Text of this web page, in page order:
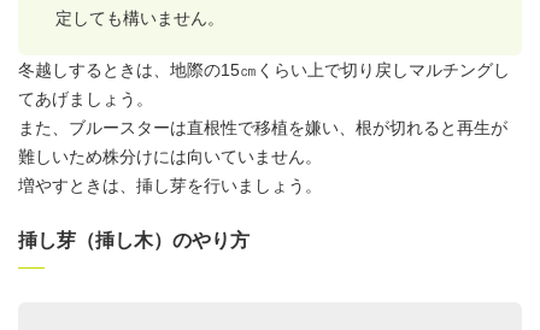
定しても構いません。
冬越しするときは、地際の15㎝くらい上で切り戻しマルチングし
てあげましょう。
また、ブルースターは直根性で移植を嫌い、根が切れると再生が
難しいため株分けには向いていません。
増やすときは、挿し芽を行いましょう。
挿し芽（挿し木）のやり方